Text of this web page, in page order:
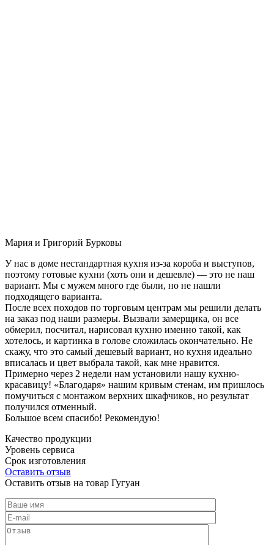
Мария и Григорий Бурковы
У нас в доме нестандартная кухня из-за короба и выступов,
поэтому готовые кухни (хоть они и дешевле) — это не наш
вариант. Мы с мужем много где были, но не нашли
подходящего варианта.
После всех походов по торговым центрам мы решили делать
на заказ под наши размеры. Вызвали замерщика, он все
обмерил, посчитал, нарисовал кухню именно такой, как
хотелось, и картинка в голове сложилась окончательно. Не
скажу, что это самый дешевый вариант, но кухня идеально
вписалась и цвет выбрала такой, как мне нравится.
Примерно через 2 недели нам установили нашу кухню-
красавицу! «Благодаря» нашим кривым стенам, им пришлось
помучиться с монтажом верхних шкафчиков, но результат
получился отменный.
Большое всем спасибо! Рекомендую!
Качество продукции
Уровень сервиса
Срок изготовления
Оставить отзыв
Оставить отзыв на товар Гугуан